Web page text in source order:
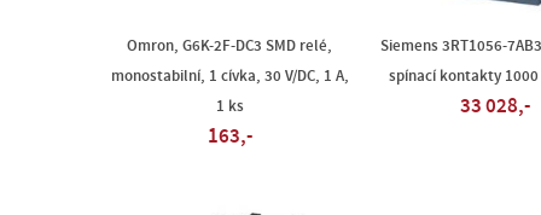
Omron, G6K-2F-DC3 SMD relé,
monostabilní, 1 cívka, 30 V/DC, 1 A,
1 ks
163,-
Siemens 3RT1056-
spínací kontakty 1000
33 028,-